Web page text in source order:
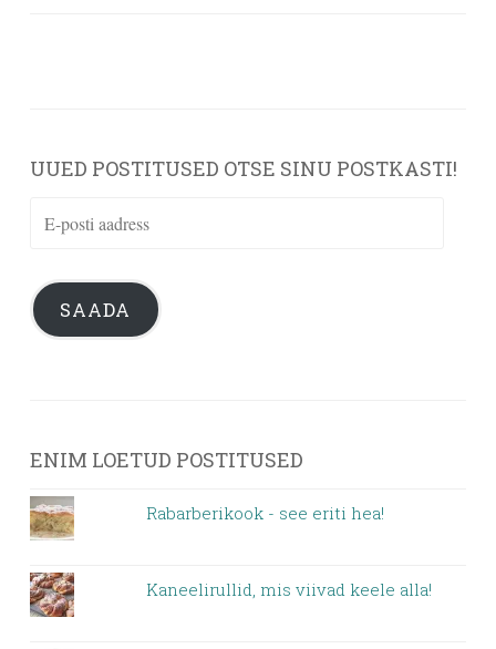
UUED POSTITUSED OTSE SINU POSTKASTI!
aadress
SAADA
ENIM LOETUD POSTITUSED
Rabarberikook - see eriti hea!
Kaneelirullid, mis viivad keele alla!